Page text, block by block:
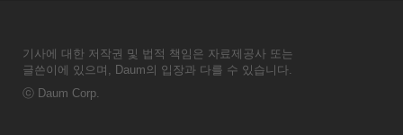
기사에 대한 저작권 및 법적 책임은 자료제공사 또는
글쓴이에 있으며, Daum의 입장과 다를 수 있습니다.
ⓒ Daum Corp.